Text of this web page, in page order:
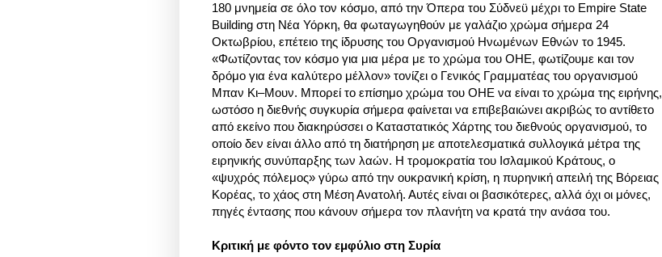
180 μνημεία σε όλο τον κόσμο, από την Όπερα του Σύδνεϋ μέχρι το Empire State
Building στη Νέα Υόρκη, θα φωταγωγηθούν με γαλάζιο χρώμα σήμερα 24
Οκτωβρίου, επέτειο της ίδρυσης του Οργανισμού Ηνωμένων Εθνών το 1945.
«Φωτίζοντας τον κόσμο για μια μέρα με το χρώμα του ΟΗΕ, φωτίζουμε και τον
δρόμο για ένα καλύτερο μέλλον» τονίζει ο Γενικός Γραμματέας του οργανισμού
Μπαν Κι–Μουν. Μπορεί το επίσημο χρώμα του ΟΗΕ να είναι το χρώμα της ειρήνης,
ωστόσο η διεθνής συγκυρία σήμερα φαίνεται να επιβεβαιώνει ακριβώς το αντίθετο
από εκείνο που διακηρύσσει ο Καταστατικός Χάρτης του διεθνούς οργανισμού, το
οποίο δεν είναι άλλο από τη διατήρηση με αποτελεσματικά συλλογικά μέτρα της
ειρηνικής συνύπαρξης των λαών. Η τρομοκρατία του Ισλαμικού Κράτους, ο
«ψυχρός πόλεμος» γύρω από την ουκρανική κρίση, η πυρηνική απειλή της Βόρειας
Κορέας, το χάος στη Μέση Ανατολή. Αυτές είναι οι βασικότερες, αλλά όχι οι μόνες,
πηγές έντασης που κάνουν σήμερα τον πλανήτη να κρατά την ανάσα του.
Κριτική με φόντο τον εμφύλιο στη Συρία